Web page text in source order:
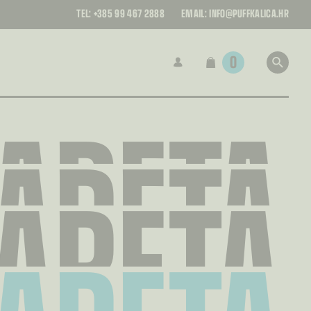
TEL: +385 99 467 2888 EMAIL: INFO@PUFFKALICA.HR
0